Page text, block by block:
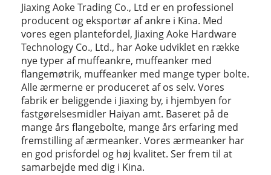
Jiaxing Aoke Trading Co., Ltd er en professionel
producent og eksportør af ankre i Kina. Med
vores egen plantefordel, Jiaxing Aoke Hardware
Technology Co., Ltd., har Aoke udviklet en række
nye typer af muffeankre, muffeanker med
flangemøtrik, muffeanker med mange typer bolte.
Alle ærmerne er produceret af os selv. Vores
fabrik er beliggende i Jiaxing by, i hjembyen for
fastgørelsesmidler Haiyan amt. Baseret på de
mange års flangebolte, mange års erfaring med
fremstilling af ærmeanker. Vores ærmeanker har
en god prisfordel og høj kvalitet. Ser frem til at
samarbejde med dig i Kina.